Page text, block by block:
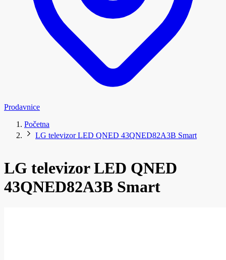
Prodavnice
Početna
LG televizor LED QNED 43QNED82A3B Smart
LG televizor LED QNED
43QNED82A3B Smart